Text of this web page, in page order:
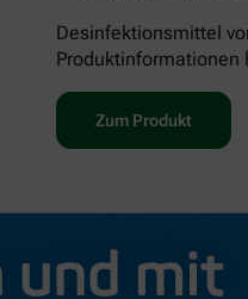
Desinfektionsmittel
Produktinformationen
Zum Produkt